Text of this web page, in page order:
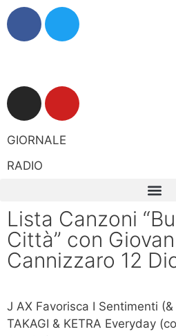
GIORNALE
RADIO
Lista Canzoni
Città” con
Cannizzaro 12
J AX Favorisca I Sentimenti (&
TAKAGI & KETRA Everyday